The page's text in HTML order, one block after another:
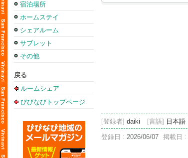
宿泊場所
ホームステイ
シェアルーム
サブレット
その他
戻る
ルームシェア
びびなびトップページ
[登録者] daiki [言語] 日本語
登録日 : 2026/06/07 掲載日 :